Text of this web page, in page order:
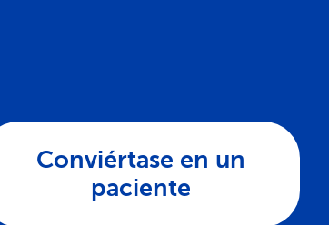
Conviértase en un
paciente